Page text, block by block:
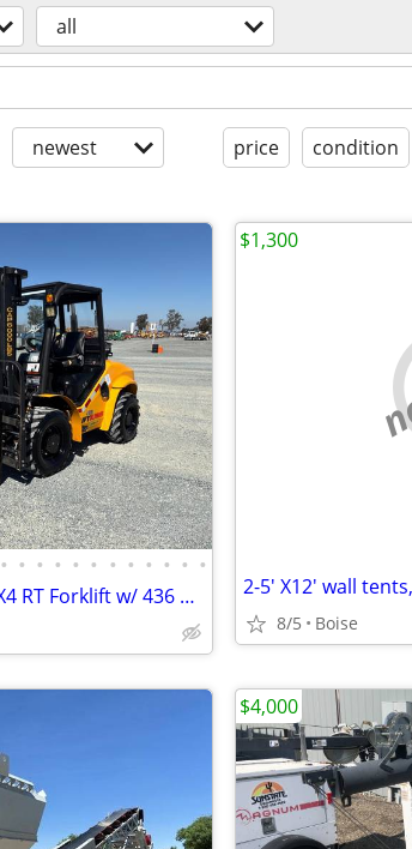
all
newest price condition
• • • • • • • • • • • •
2022 Lift King 6,000lb. 4X4 RT Forklift w/ 436 hrs 2-5' X12' wall
8/5 Boise
$1,300
$4,000